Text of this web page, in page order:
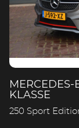
KLASSE
250 Sport